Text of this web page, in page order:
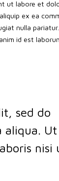
ut labore et
ex ea
nulla pariatur.
id est
sed do
aliqua.
nisi